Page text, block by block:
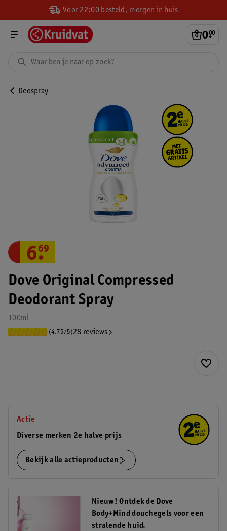
Voor 22:00 besteld, morgen in huis
0.
00
Deospray
Dove Original Compressed
Deodorant Spray
100ml
(4.75/5)28 reviews
6.
69
Actie
Diverse merken 2e halve prijs
Bekijk alle actieproducten
Nieuw! Ontdek de Dove
Body+Mind douchegels voor een
stralende huid.